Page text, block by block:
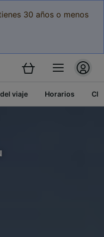
30 años o menos
viaje Horarios